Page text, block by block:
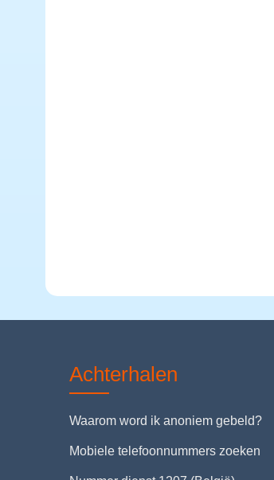
Achterhalen
Waarom word ik anoniem gebeld?
Mobiele telefoonnummers zoeken